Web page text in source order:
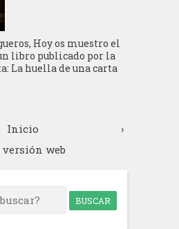
Hoy os muestro el
libro publicado por la
La huella de una carta
›
Inicio
versión web